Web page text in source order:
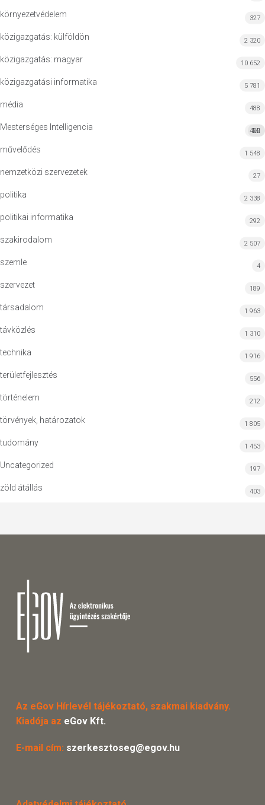
környezetvédelem 327
közigazgatás: külföldön 2 320
közigazgatás: magyar 10 652
közigazgatási informatika 5 781
média 488
Mesterséges Intelligencia MI
422
művelődés 1 548
nemzetközi szervezetek 27
politika 2 338
politikai informatika 292
szakirodalom 2 507
szemle 4
szervezet 189
társadalom 1 963
távközlés 1 310
technika 1 916
területfejlesztés 556
történelem 212
törvények, határozatok 1 805
tudomány 1 453
Uncategorized 197
zöld átállás 403
Az eGov Hírlevél tájékoztató, szakmai kiadvány.
Kiadója az eGov Kft.
E-mail cím: szerkesztoseg@egov.hu